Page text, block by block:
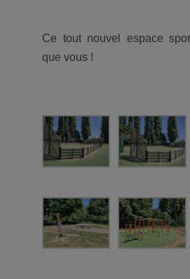
Ce tout nouvel espace
que vous !